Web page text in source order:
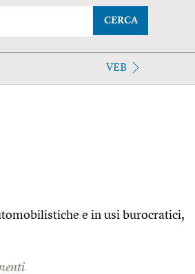
CERCA
VEB
e in usi burocratici,